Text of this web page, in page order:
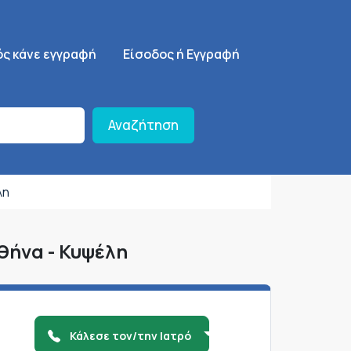
κάνε εγγραφή SignUp Menu
Είσοδος ή Εγγραφή
Αναζήτηση
- Κυψέλη
Κάλεσε τον/την Ιατρό